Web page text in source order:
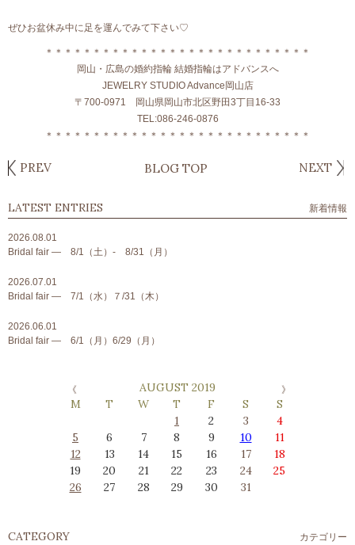
ぜひお盆休み中に足を運んでみて下さい♡
＊＊＊＊＊＊＊＊＊＊＊＊＊＊＊＊＊＊＊＊＊＊＊＊＊＊＊＊
岡山・広島の婚約指輪 結婚指輪はアドバンスへ
JEWELRY STUDIO Advance岡山店
〒700-0971 岡山県岡山市北区野田3丁目16-33
TEL:086-246-0876
＊＊＊＊＊＊＊＊＊＊＊＊＊＊＊＊＊＊＊＊＊＊＊＊＊＊＊＊
PREV BLOG TOP NEXT
LATEST ENTRIES 新着情報
2026.08.01
Bridal fair ― 8/1（土）- 8/31（月）
2026.07.01
Bridal fair ― 7/1（水）７/31（木）
2026.06.01
Bridal fair ― 6/1（月）6/29（月）
AUGUST 2019
M
T W T F S
S
1
2 3
4
5
6 7 8 9 10
11
12
13 14 15 16 17
18
19
20 21 22 23 24
25
26
27 28 29 30 31
CATEGORY カテゴリー